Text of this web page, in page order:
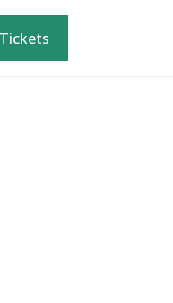
Tickets